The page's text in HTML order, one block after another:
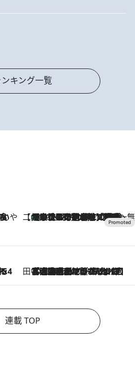
ンキング一覧
【CREA×星野リゾート】唯一無二。癒しと発見が待つ場所へ
2026.8.7
【トンボの足水浴】ヒノキの香りに包まれて涼感マックス！約13℃の湧水かけ流しを避暑地「星野温泉 トンボの湯」で体験
伎へ 田中稲の勝手に再ブーム
2026.8.7
「湘南乃風に憧れて」観客大盛上がりの“タオル回し”に、ラッパー顔負けの高速歌唱まで…さだまさし（74）のアグレッシブすぎる現在地
連載 TOP